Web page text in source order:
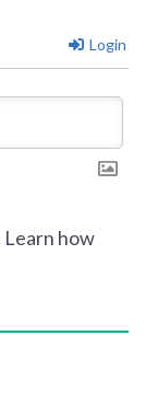
Login
Learn how